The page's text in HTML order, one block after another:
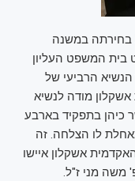
בחירתה במשנה
בית המשפט העליון
הנשיא הרביעי של
מודה לנשיא
כיהן בתפקיד בארבע
לו הצלחה. זה
אשקלון איישו
משה מני ז"ל.